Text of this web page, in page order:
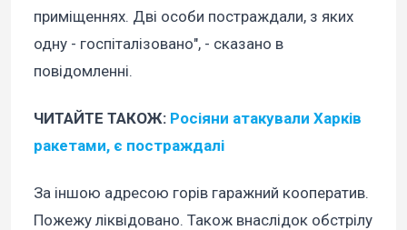
приміщеннях. Дві особи постраждали, з яких
одну - госпіталізовано", - сказано в
повідомленні.
ЧИТАЙТЕ ТАКОЖ: Росіяни атакували Харків
ракетами, є постраждалі
За іншою адресою горів гаражний кооператив.
Пожежу ліквідовано. Також внаслідок обстрілу